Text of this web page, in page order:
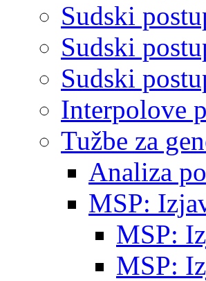
Sudski
Sudski
Sudski
Interpolove
Tužbe za
Analiza
MSP:
MSP:
MSP: